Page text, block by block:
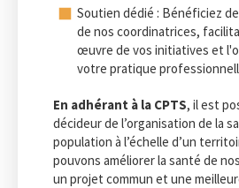
Soutien dédié : Bénéficiez
de nos coordinatrices,
œuvre de vos initiatives et
votre pratique
En adhérant à la CPTS, il est
décideur de l’organisation de la
population à l’échelle d’un
pouvons améliorer la santé de
un projet commun et une